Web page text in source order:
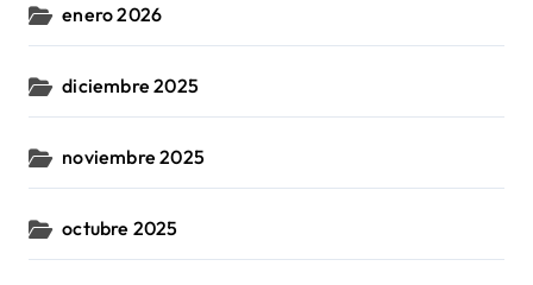
enero 2026
diciembre 2025
noviembre 2025
octubre 2025